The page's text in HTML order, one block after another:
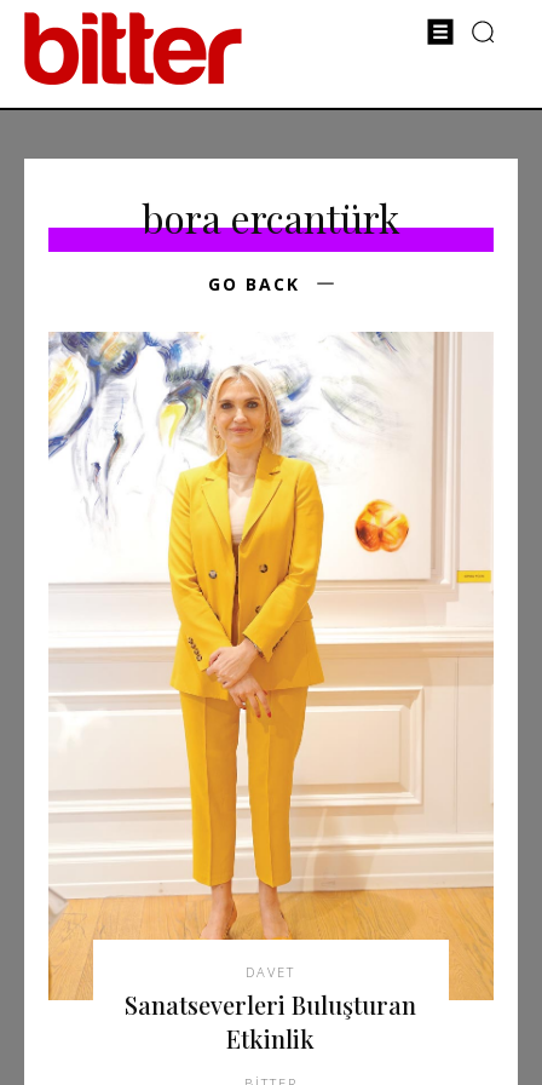
bora ercantürk
GO BACK
DAVET
Sanatseverleri Buluşturan
Etkinlik